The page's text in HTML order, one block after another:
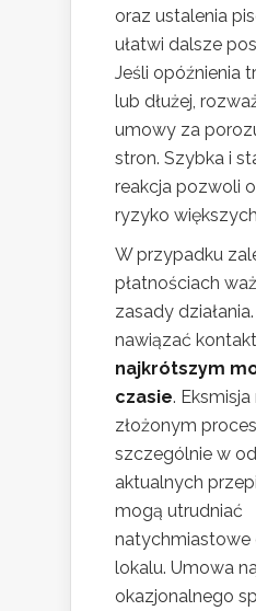
oraz ustalenia
ułatwi dalsze
Jeśli opóźnienia
lub dłużej,
umowy za
stron. Szybka i
reakcja pozwoli
ryzyko
W przypadku
płatnościach
zasady
nawiązać
najkrótszym
czasie.
złożonym
szczególnie w
aktualnych
mogą utrudniać
natychmiastowe
lokalu. Umowa
okazjonalnego